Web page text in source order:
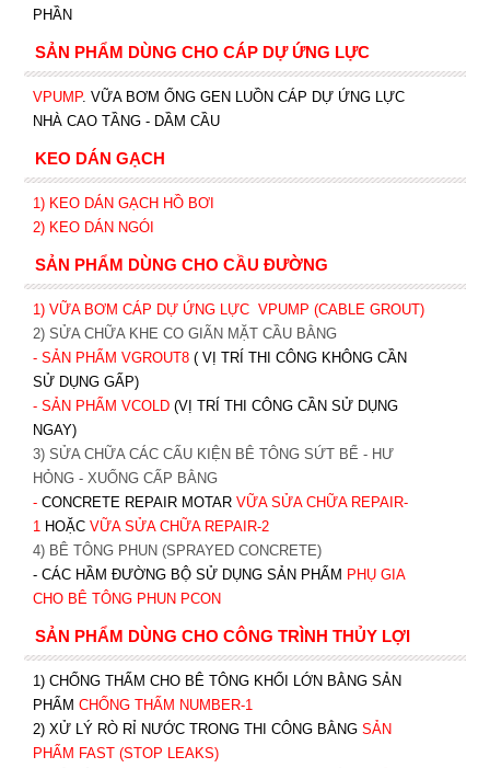
PHẦN
SẢN PHẨM DÙNG CHO CÁP DỰ ỨNG LỰC
VPUMP. VỮA BƠM ỐNG GEN LUỒN CÁP DỰ ỨNG LỰC
NHÀ CAO TẦNG - DẦM CẦU
KEO DÁN GẠCH
1) KEO DÁN GẠCH HỒ BƠI
2) KEO DÁN NGÓI
SẢN PHẨM DÙNG CHO CẦU ĐƯỜNG
1) VỮA BƠM CÁP DỰ ỨNG LỰC VPUMP (CABLE GROUT)
2) SỬA CHỮA KHE CO GIÃN MẶT CẦU BẰNG
- SẢN PHẨM VGROUT8 ( VỊ TRÍ THI CÔNG KHÔNG CẦN
SỬ DỤNG GẤP)
- SẢN PHẨM VCOLD (VỊ TRÍ THI CÔNG CẦN SỬ DỤNG
NGAY)
3) SỬA CHỮA CÁC CẤU KIỆN BÊ TÔNG SỨT BỂ - HƯ
HỎNG - XUỐNG CẤP BẰNG
- CONCRETE REPAIR MOTAR VỮA SỬA CHỮA REPAIR-
1 HOẶC VỮA SỬA CHỮA REPAIR-2
4) BÊ TÔNG PHUN (SPRAYED CONCRETE)
- CÁC HẦM ĐƯỜNG BỘ SỬ DỤNG SẢN PHẨM PHỤ GIA
CHO BÊ TÔNG PHUN PCON
SẢN PHẨM DÙNG CHO CÔNG TRÌNH THỦY LỢI
1) CHỐNG THẤM CHO BÊ TÔNG KHỐI LỚN BẰNG SẢN
PHẨM CHỐNG THẤM NUMBER-1
2) XỬ LÝ RÒ RỈ NƯỚC TRONG THI CÔNG BẰNG SẢN
PHẨM FAST (STOP LEAKS)